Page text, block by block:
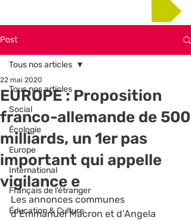
Post
Tous nos articles
Social
Écologie
Europe
International
Français de l’étranger
Éducation & Culture
Tous nos articles
EUROPE : Proposition
franco-allemande de 500
milliards, un 1er pas
important qui appelle
vigilance e
22 mai 2020
Les annonces communes
d’Emmanuel Macron et d’Angela